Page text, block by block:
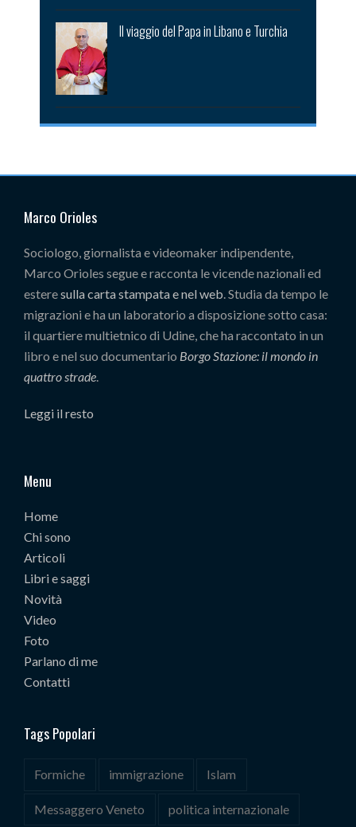
Il viaggio del Papa in Libano e Turchia
Marco Orioles
Sociologo, giornalista e videomaker indipendente,
Marco Orioles segue e racconta le vicende nazionali ed
esteresulla carta stampata e nel web. Studia da tempo le
migrazioni e ha un laboratorio a disposizione sotto casa:
il quartiere multietnico di Udine, che ha raccontato in un
libro e nel suo documentario Borgo Stazione: il mondo in
quattro strade.
Leggi il resto
Menu
Home
Chi sono
Articoli
Libri e saggi
Novità
Video
Foto
Parlano di me
Contatti
Tags Popolari
Formiche immigrazione Islam
Messaggero Veneto politica internazionale